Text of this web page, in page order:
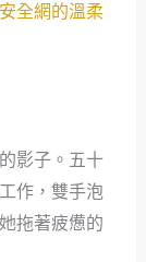
全網的溫柔
影子。五十
作，雙手泡
拖著疲憊的